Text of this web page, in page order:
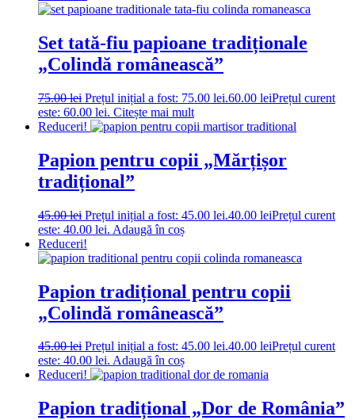
Set tată-fiu papioane tradiționale
„Colindă românească”
75.00lei Prețul inițial a fost: 75.00 lei.60.00 leiPrețul curent
este: 60.00 lei. Citește mai mult
Reduceri!
Papion pentru copii „Mărțișor
tradițional”
45.00lei Prețul inițial a fost: 45.00 lei.40.00 leiPrețul curent
este: 40.00 lei. Adaugă în coș
Reduceri!
Papion tradițional pentru copii
„Colindă românească”
45.00lei Prețul inițial a fost: 45.00 lei.40.00 leiPrețul curent
este: 40.00 lei. Adaugă în coș
Reduceri!
Papion tradițional „Dor de România”